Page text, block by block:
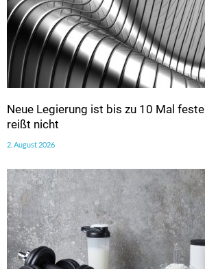
Neue Legierung ist bis zu 10 Mal
reißt nicht
2. August 2026